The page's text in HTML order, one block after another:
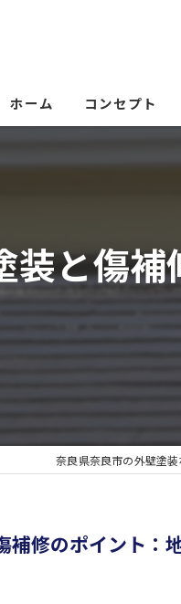
ホーム コンセプト
装と傷
奈良県奈良市の外壁塗
補修のポイント：